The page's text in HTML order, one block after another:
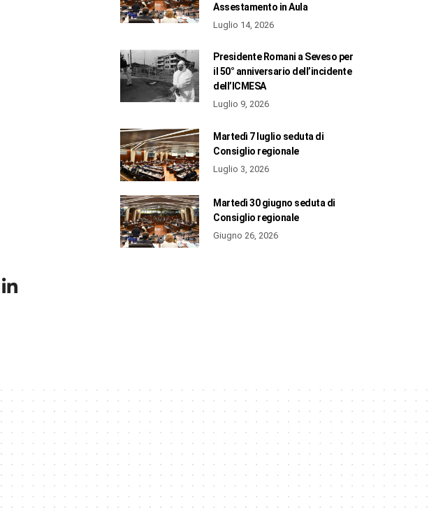
Assestamento in Aula
Luglio 14, 2026
Presidente Romani a Seveso per
il 50° anniversario dell’incidente
dell’ICMESA
Luglio 9, 2026
Martedì 7 luglio seduta di
Consiglio regionale
Luglio 3, 2026
Martedì 30 giugno seduta di
Consiglio regionale
Giugno 26, 2026